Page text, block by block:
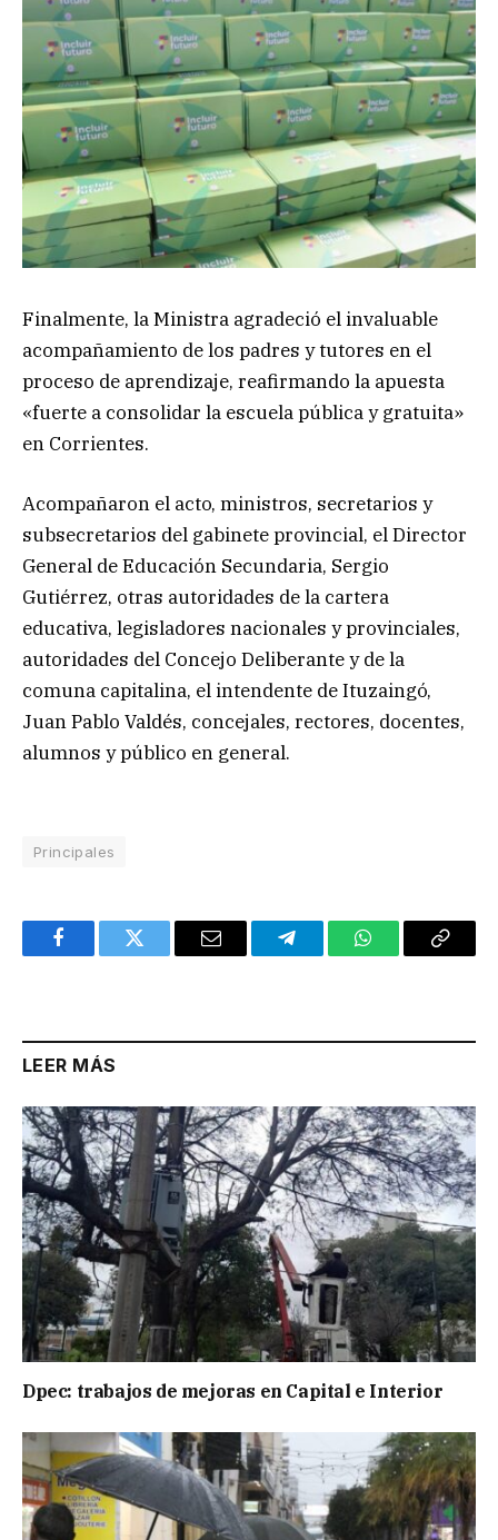
Finalmente, la Ministra agradeció el invaluable
acompañamiento de los padres y tutores en el
proceso de aprendizaje, reafirmando la apuesta
«fuerte a consolidar la escuela pública y gratuita»
en Corrientes.
Acompañaron el acto, ministros, secretarios y
subsecretarios del gabinete provincial, el Director
General de Educación Secundaria, Sergio
Gutiérrez, otras autoridades de la cartera
educativa, legisladores nacionales y provinciales,
autoridades del Concejo Deliberante y de la
comuna capitalina, el intendente de Ituzaingó,
Juan Pablo Valdés, concejales, rectores, docentes,
alumnos y público en general.
Principales
FacebookTwitter Email TelegramWhatsAppCopy
LEER MÁS
Dpec: trabajos de mejoras en Capital e Interior